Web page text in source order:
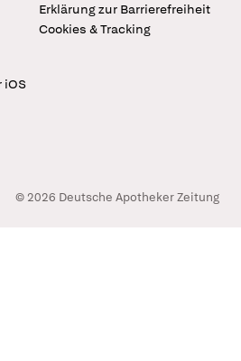
Erklärung zur Barrierefreiheit
Cookies & Tracking
iOS
© 2026 Deutsche Apotheker Zeitung